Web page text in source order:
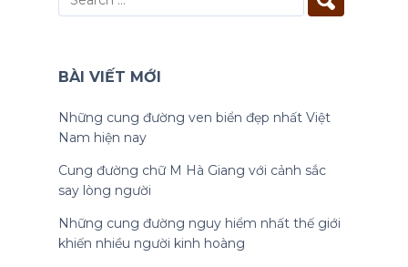
BÀI VIẾT MỚI
Những cung đường ven biển đẹp nhất Việt
Nam hiện nay
Cung đường chữ M Hà Giang với cảnh sắc
say lòng người
Những cung đường nguy hiểm nhất thế giới
khiến nhiều người kinh hoàng